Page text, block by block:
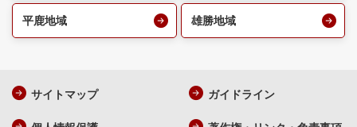
平鹿地域 雄勝地域
サイトマップ ガイドライン